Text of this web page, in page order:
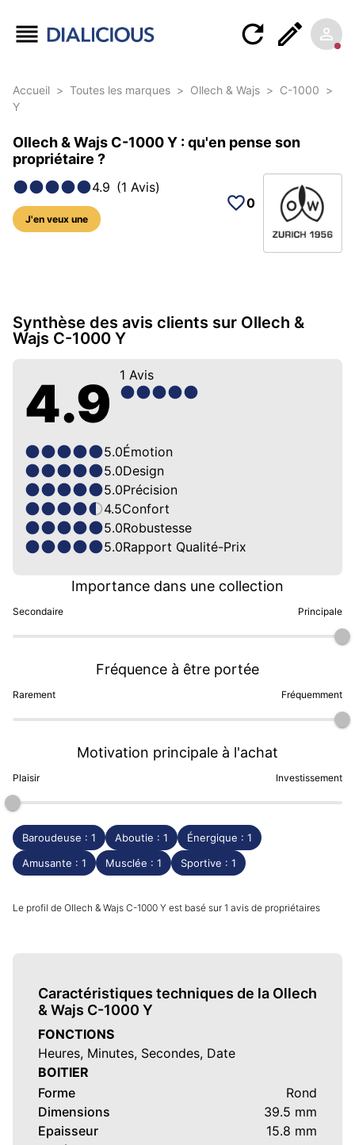
Accueil > Toutes les marques > Ollech & Wajs > C-1000 >
Y
Ollech & Wajs C-1000 Y : qu'en pense son
propriétaire ?
4.9 (1 Avis)
J'en veux une
0
Synthèse des avis clients sur Ollech &
Wajs C-1000 Y
4.9 1 Avis
5.0Émotion
5.0Design
5.0Précision
4.5Confort
5.0Robustesse
5.0Rapport Qualité-Prix
Secondaire
Importance dans une collection
Principale
Rarement
Fréquence à être portée
Fréquemment
Plaisir
Motivation principale à l'achat
Investissement
Baroudeuse : 1 Aboutie : 1
Énergique : 1
Amusante : 1
Musclée : 1 Sportive : 1
Le profil de Ollech & Wajs C-1000 Y est basé sur 1 avis de propriétaires
Caractéristiques techniques de la Ollech
& Wajs C-1000 Y
FONCTIONS
Heures, Minutes, Secondes, Date
BOITIER
Forme
Rond
Dimensions
39.5 mm
Epaisseur
15.8 mm